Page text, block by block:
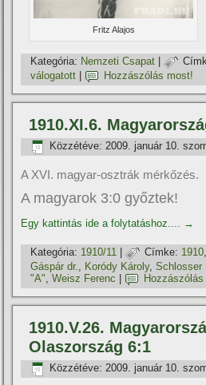
Fritz Alajos
Kategória: Nemzeti Csapat |
válogatott
Hozzászólás most!
1910.XI.6.
Közzétéve: 2009. január 10.
A XVI. magyar-osztrák mérkőzés.
A magyarok 3:0 győztek!
Egy kattintás ide a folytatáshoz.... →
Kategória: 1910/11 | Címke: 1910,
Gáspár dr.
Koródy Károly,Schlosser
"A",Weisz Ferenc
1910.V.26.
Olaszország 6:1
Közzétéve: 2009. január 10.